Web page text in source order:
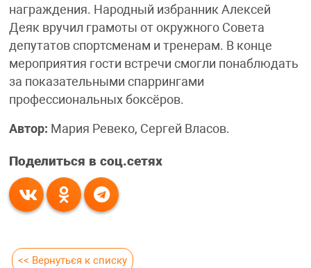
награждения. Народный избранник Алексей
Деяк вручил грамоты от окружного Совета
депутатов спортсменам и тренерам. В конце
мероприятия гости встречи смогли понаблюдать
за показательными спаррингами
профессиональных боксёров.
Автор: Мария Ревеко, Сергей Власов.
Поделиться в соц.сетях
<< Вернуться к списку